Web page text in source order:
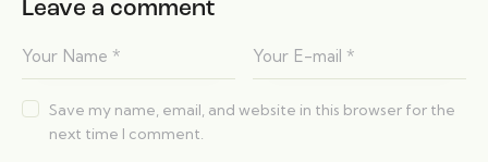
Leave a comment
Save my name, email, and website in this browser for the
next time I comment.